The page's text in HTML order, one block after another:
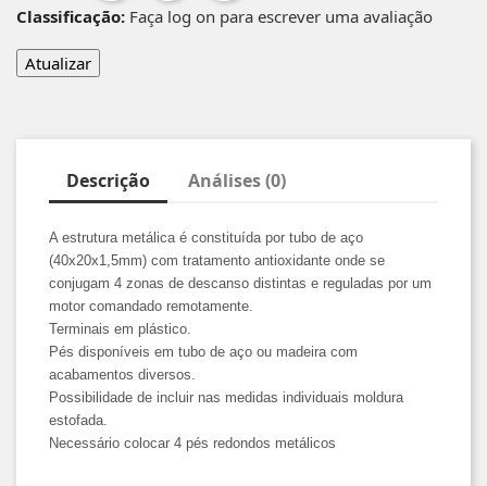
Classificação: Faça log on para escrever uma avaliação
Descrição Análises (0)
A estrutura metálica é constituída por tubo de aço
(40x20x1,5mm) com tratamento antioxidante onde se
conjugam 4 zonas de descanso distintas e reguladas por um
motor comandado remotamente.
Terminais em plástico.
Pés disponíveis em tubo de aço ou madeira com
acabamentos diversos.
Possibilidade de incluir nas medidas individuais moldura
estofada.
Necessário colocar 4 pés redondos metálicos